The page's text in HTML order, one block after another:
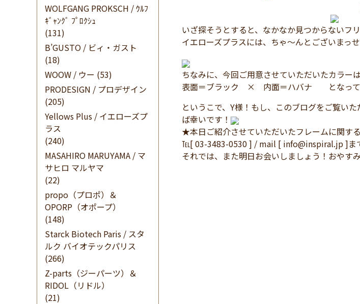
WOLFGANG PROKSCH / ｳﾙﾌ
ｷﾞｬﾝｸﾞ ﾌﾟﾛｸｼｭ
(131)
B’GUSTO / ビィ・ガスト
(18)
WOOW / ウー (53)
PRODESIGN / プロデザイン
(205)
Yellows Plus / イエローズプ
ラス
(240)
MASAHIRO MARUYAMA / マ
サヒロ マルヤマ
(22)
propo（プロポ）＆
OPORP（オポープ）
(148)
Starck Biotech Paris / スタ
ルク バイオテックパリス
(266)
Z-parts（ジーパーツ）＆
RIDOL（リドル）
(21)
いざ探そうとすると、なかなか見つからないフ
イエローズプラスには、ちゃ～んとございまっせ
ちなみに、今回ご用意させていただいたカラーは
表面＝ブラック × 内面＝ハバナ となって
というこで、Y様！もし、このブログをご覧い
ば幸いです！
★本日ご紹介させていただいたフレームに関す
℡[ 03-3483-0530 ] / mail [ info@inspiral.jp ]ま
それでは、また明日お会いしましょう！おやす